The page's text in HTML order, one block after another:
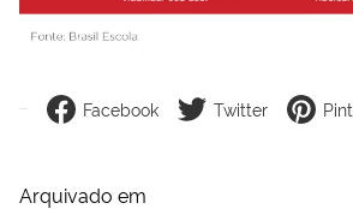
Facebook Twitter
Arquivado em